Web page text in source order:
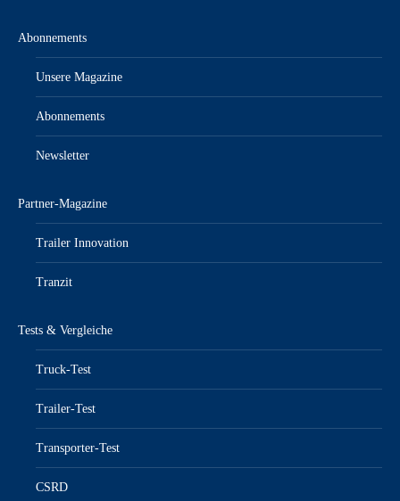
Abonnements
Unsere Magazine
Abonnements
Newsletter
Partner-Magazine
Trailer Innovation
Tranzit
Tests & Vergleiche
Truck-Test
Trailer-Test
Transporter-Test
CSRD